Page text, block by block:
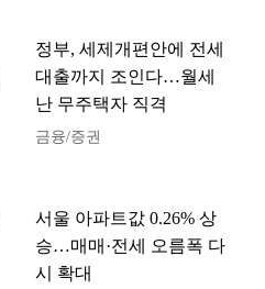
정부, 세제개편안에 전세
대출까지 조인다…월세
난 무주택자 직격
금융/증권
서울 아파트값 0.26% 상
승…매매·전세 오름폭 다
시 확대